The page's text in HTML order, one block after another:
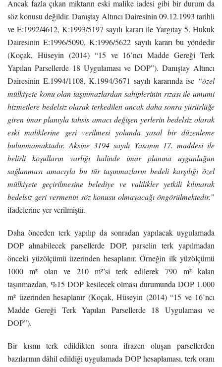
Ancak fazla çıkan miktarın eski malike iadesi gibi bir durum da
söz konusu değildir. Danıştay Altıncı Dairesinin 09.12.1993 tarihli
ve E:1992/4612, K:1993/5197 sayılı kararı ile Yargıtay 5. Hukuk
Dairesinin E:1996/5090, K:1996/5622 sayılı kararı bu yöndedir
(Koçak, Hüseyin (2014) “15 ve 16’ncı Madde Gereği Terk
Yapılan Parsellerde 18 Uygulaması ve DOP”). Danıştay Altıncı
Dairesinin E.1994/1108, K.1994/3671 sayılı kararında ise “özel
mülkiyete konu olan taşınmazlardan sahiplerinin rızası ile umumi
hizmetlere bedelsiz olarak terkedilen ancak daha sonra yürürlüğe
giren imar planıyla tahsis amacı değişen yerlerin bedelsiz olarak
eski maliklerine geri verilmesi yolunda yasal bir düzenleme
bulunmamaktadır. Aksine 3194 sayılı Yasanın 17. maddesi ile
belirli koşulların varlığı halinde imar planına uygunluğun
sağlanması amacıyla bu tür taşınmazların bedeli karşılığı özel
mülkiyete geçirilmesine belediye ve valilikler yetkili kılınarak
bedelsiz geri vermenin söz konusu olmayacağı öngörülmektedir.”
ifadelerine yer verilmiştir.
Daha önceden terk yapılıp da sonradan yapılacak uygulamada
DOP alınabilecek parsellerde DOP, parselin terk yapılmadan
önceki yüzölçümü üzerinden hesaplanır. Örneğin ilk yüzölçümü
1000 m² olan ve 210 m²’si terk edilerek 790 m² kalan
taşınmazdan, %15 DOP kesilecek olması durumunda DOP 1.000
m² üzerinden hesaplanır (Koçak, Hüseyin (2014) “15 ve 16’ncı
Madde Gereği Terk Yapılan Parsellerde 18 Uygulaması ve
DOP”).
Bir kısmı terk edildikten sonra ifrazen oluşan parsellerden
bazılarının dâhil edildiği uygulamada DOP hesaplaması, terk oranı